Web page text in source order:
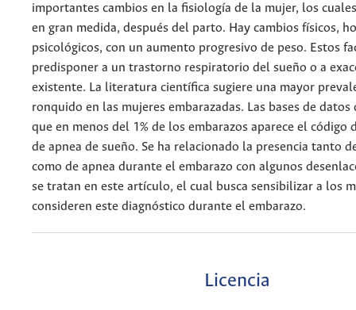
importantes cambios en la fisiología de la mujer, los
en gran medida, después del parto. Hay cambios físicos,
psicológicos, con un aumento progresivo de peso. Estos
predisponer a un trastorno respiratorio del sueño o a
existente. La literatura científica sugiere una mayor
ronquido en las mujeres embarazadas. Las bases de datos
que en menos del 1% de los embarazos aparece el código
de apnea de sueño. Se ha relacionado la presencia tanto
como de apnea durante el embarazo con algunos
se tratan en este artículo, el cual busca sensibilizar a los
consideren este diagnóstico durante el embarazo.
Licencia